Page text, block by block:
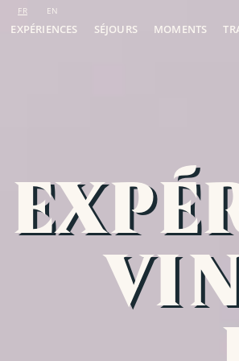
EXPÉRIENCES SÉJOURS MOMENTS